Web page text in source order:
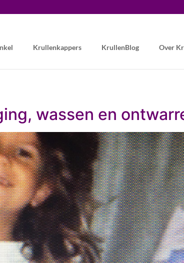
Krullenkappers KrullenBlog Over
wassen en